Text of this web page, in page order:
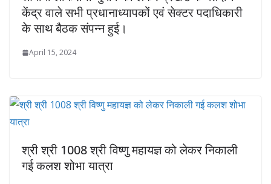
केंद्र वाले सभी प्रधानाध्यापकों एवं सेक्टर पदाधिकारी
के साथ बैठक संपन्न हुई।
April 15, 2024
श्री श्री 1008 श्री विष्णु महायज्ञ को लेकर निकाली
गई कलश शोभा यात्रा